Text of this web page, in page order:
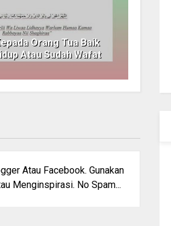
Orang Tua Baik
Atau Sudah Wafat
Atau Facebook. Gunakan
Menginspirasi. No Spam...